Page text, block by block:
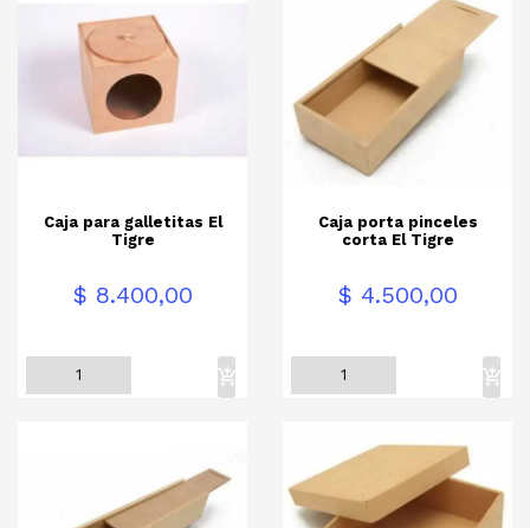
Caja para galletitas El
Tigre
Precio$ 8.400,00
Caja porta pinceles
corta El Tigre
Precio$ 4.500,00